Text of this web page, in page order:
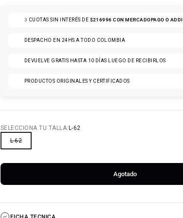
3 CUOTAS SIN INTERÉS DE $216996CON MERCADOPAGO O ADDI
DESPACHO EN 24HS A TODO COLOMBIA
DEVUELVE GRATIS HASTA 10 DÍAS LUEGO DE RECIBIRLOS
PRODUCTOS ORIGINALES Y CERTIFICADOS
SELECCIONA TU TALLA:L-62
L-62
Agotado